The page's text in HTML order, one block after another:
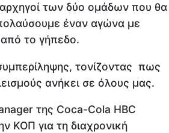
των δύο ομάδων που θα
έναν αγώνα με
το γήπεδο.
τονίζοντας πως
ανήκει σε όλους μας.
της Coca-Cola HBC
ΚΟΠ για τη διαχρονική